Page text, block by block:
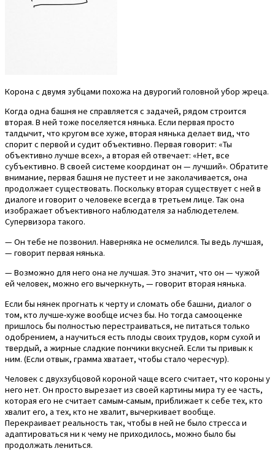
Корона с двумя зубцами похожа на двурогий головной убор жреца.
Когда одна башня не справляется с задачей, рядом строится
вторая. В ней тоже поселяется нянька. Если первая просто
талдычит, что кругом все хуже, вторая нянька делает вид, что
спорит с первой и судит объективно. Первая говорит: «Ты
объективно лучше всех», а вторая ей отвечает: «Нет, все
субъективно. В своей системе координат он — лучший». Обратите
внимание, первая башня не пустеет и не заколачивается, она
продолжает существовать. Поскольку вторая существует с ней в
диалоге и говорит о человеке всегда в третьем лице. Так она
изображает объективного наблюдателя за наблюдетелем.
Супервизора такого.
— Он тебе не позвонил. Наверняка не осмелился. Ты ведь лучшая,
— говорит первая нянька.
— Возможно для него она не лучшая. Это значит, что он — чужой
ей человек, можно его вычеркнуть, — говорит вторая нянька.
Если бы нянек прогнать к черту и сломать обе башни, диалог о
том, кто лучше-хуже вообще исчез бы. Но тогда самооценке
пришлось бы полностью перестраиваться, не питаться только
одобрением, а научиться есть плоды своих трудов, корм сухой и
твердый, а жирные сладкие пончики вкусней. Если ты привык к
ним. (Если отвык, грамма хватает, чтобы стало чересчур).
Человек с двухзубцовой короной чаще всего считает, что короны у
него нет. Он просто вырезает из своей картины мира ту ее часть,
которая его не считает самым-самым, приближает к себе тех, кто
хвалит его, а тех, кто не хвалит, вычеркивает вообще.
Перекраивает реальность так, чтобы в ней не было стресса и
адаптироваться ни к чему не приходилось, можно было бы
продолжать лениться.